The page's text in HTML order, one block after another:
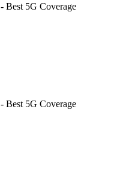
Best 5G Coverage
Best 5G Coverage